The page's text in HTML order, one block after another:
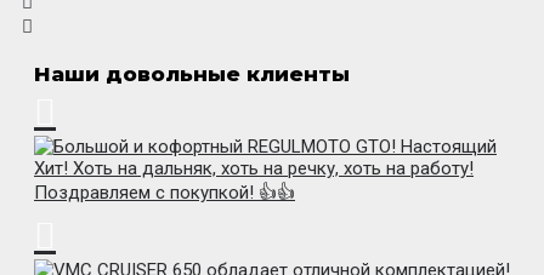
Наши довольные клиенты